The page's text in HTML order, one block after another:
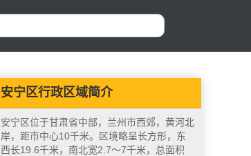
安宁区行政区域简介
安宁区位于甘肃省中部，兰州市西郊，黄河北
岸，距市中心10千米。区境略呈长方形，东
西长19.6千米，南北宽2.7～7千米，总面积